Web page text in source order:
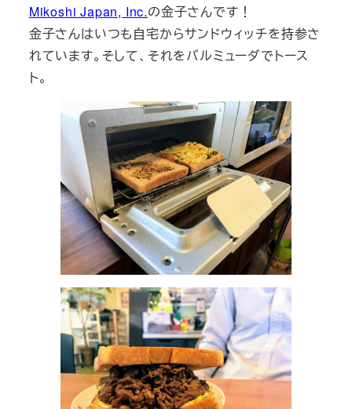
Mikoshi Japan, Inc.の金子さんです！
金子さんはいつも自宅からサンドウィッチを持参さ
れています。そして、それをバルミューダでトース
ト。